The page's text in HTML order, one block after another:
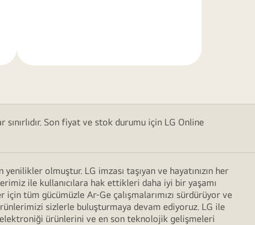
Son fiyat ve stok durumu için LG Online
olmuştur. LG imzası taşıyan ve hayatınızın her
ile kullanıcılara hak ettikleri daha iyi bir yaşamı
tüm gücümüzle Ar-Ge çalışmalarımızı sürdürüyor ve
sizlerle buluşturmaya devam ediyoruz. LG ile
elektroniği ürünlerini ve en son teknolojik gelişmeleri